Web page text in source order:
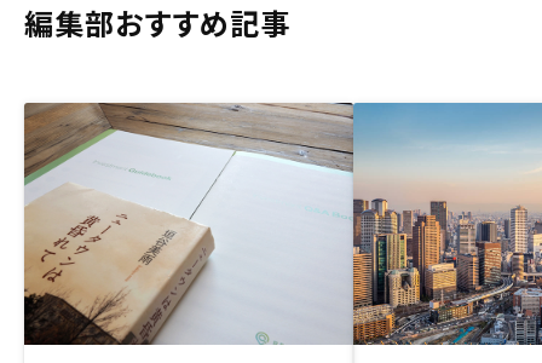
編集部おすすめ記事